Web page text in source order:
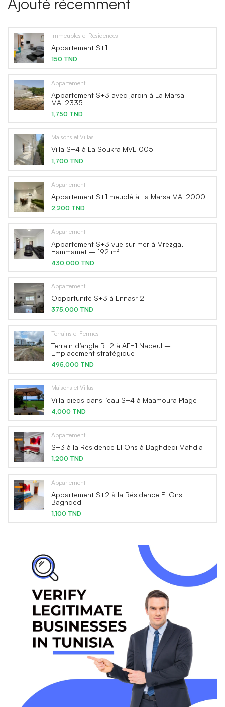
Immeubles et Résidences
Appartement S+1
150 TND
Appartement
Appartement S+3 avec jardin à La Marsa
MAL2335
1,750 TND
Maisons et Villas
Villa S+4 à La Soukra MVL1005
1,700 TND
Appartement
Appartement S+1 meublé à La Marsa MAL2000
2,200 TND
Appartement
Appartement S+3 vue sur mer à Mrezga,
Hammamet – 192 m²
430,000 TND
Appartement
Opportunité S+3 à Ennasr 2
375,000 TND
Terrains et Fermes
Terrain d’angle R+2 à AFH1 Nabeul –
Emplacement stratégique
495,000 TND
Maisons et Villas
Villa pieds dans l’eau S+4 à Maamoura Plage
4,000 TND
Appartement
S+3 à la Résidence El Ons à Baghdedi Mahdia
1,200 TND
Appartement
Appartement S+2 à la Résidence El Ons
Baghdedi
1,100 TND